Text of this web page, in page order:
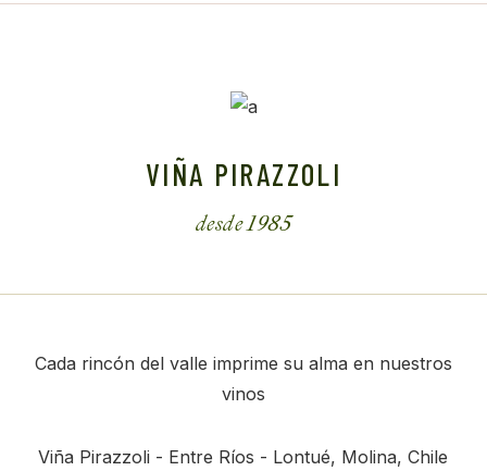
VIÑA PIRAZZOLI
desde 1985
Cada rincón del valle imprime su alma en nuestros
vinos
Viña Pirazzoli - Entre Ríos - Lontué, Molina, Chile